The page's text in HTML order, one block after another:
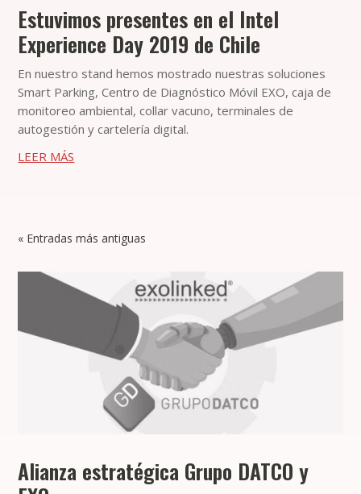
Estuvimos presentes en el Intel
Experience Day 2019 de Chile
En nuestro stand hemos mostrado nuestras soluciones
Smart Parking, Centro de Diagnóstico Móvil EXO, caja de
monitoreo ambiental, collar vacuno, terminales de
autogestión y cartelería digital.
LEER MÁS
« Entradas más antiguas
Alianza estratégica Grupo DATCO y